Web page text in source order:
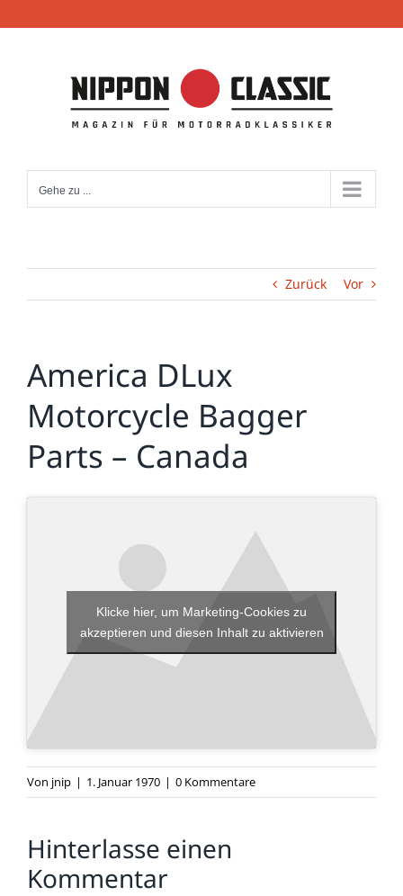
Inhalt
Gehe zu ...
Zurück Vor
America DLux
Motorcycle Bagger
Parts – Canada
Klicke hier, um Marketing-Cookies zu
akzeptieren und diesen Inhalt zu aktivieren
Von jnip | 1. Januar 1970 | 0 Kommentare
Hinterlasse einen
Kommentar